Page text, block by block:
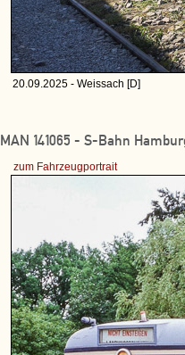
20.09.2025 - Weissach [D]
MAN 141065 - S-Bahn
zum Fahrzeugportrait